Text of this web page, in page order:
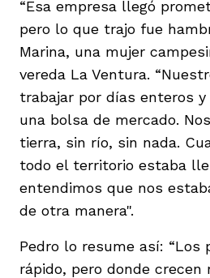
“Esa empresa llegó
pero lo que trajo fue
Marina, una mujer
vereda La Ventura.
trabajar por días enteros y
una bolsa de mercado.
tierra, sin río, sin nada.
todo el territorio estaba
entendimos que nos
de otra manera".
Pedro lo resume así: “Los
rápido, pero donde crecen